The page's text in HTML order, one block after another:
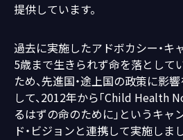
提供しています。
過去に実施したアドボカシー・キ
5歳まで生きられず命を落として
ため、先進国・途上国の政策に影
して、2012年から「Child Health
るはずの命のために」というキャ
ド・ビジョンと連携して実施しま